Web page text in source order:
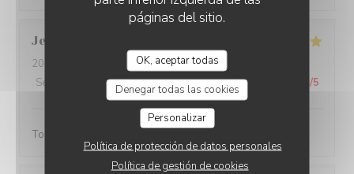
páginas del sitio.
OK, aceptar todas
Denegar todas las cookies
Personalizar
Política de protección de datos personales
Política de gestión de cookies
Jean-Louis
2026-07-14
- 19:30 - Invitados 3
Servicio
Ambiente:4/5 Menú:5/5 Calidad / Precio 4/5
Toujours agréable de venir au Rizzo